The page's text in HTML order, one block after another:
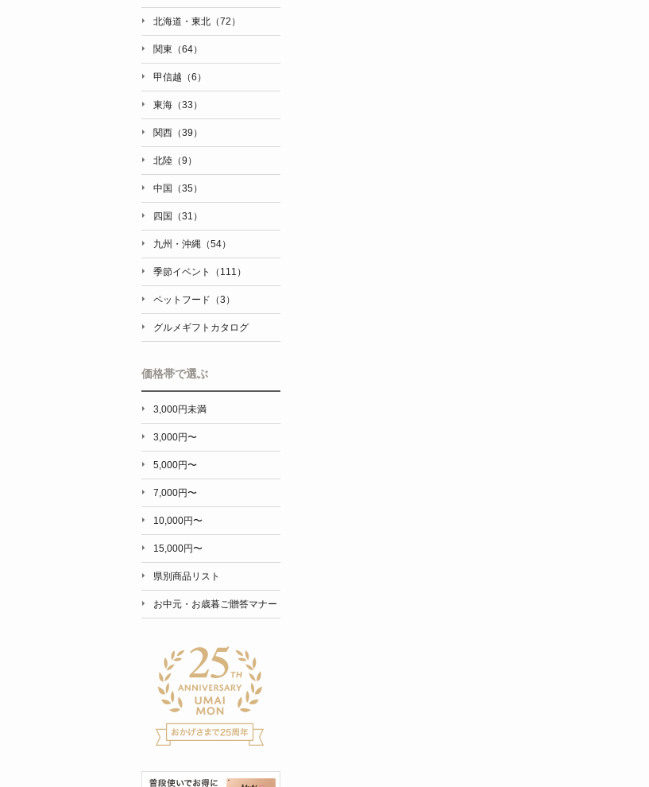
北海道・東北（72）
関東（64）
甲信越（6）
東海（33）
関西（39）
北陸（9）
中国（35）
四国（31）
九州・沖縄（54）
季節イベント（111）
ペットフード（3）
グルメギフトカタログ
価格帯で選ぶ
3,000円未満
3,000円〜
5,000円〜
7,000円〜
10,000円〜
15,000円〜
県別商品リスト
お中元・お歳暮ご贈答マナー